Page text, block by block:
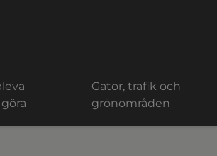
Gator, trafik och
grönområden